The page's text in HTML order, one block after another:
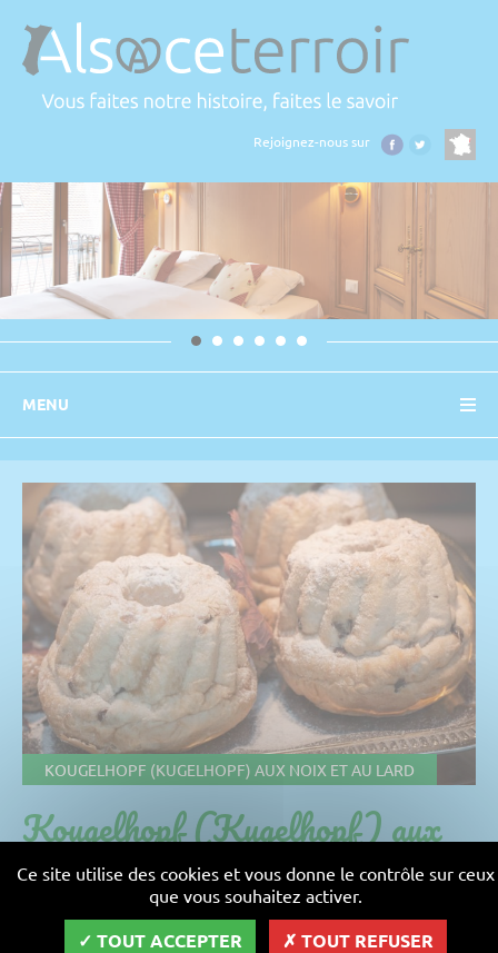
Rejoignez-nous sur
MENU
KOUGELHOPF (KUGELHOPF) AUX NOIX ET AU LARD
Kougelhopf (Kugelhopf) aux
noix et au lard
recette facile
Ce site utilise des cookies et vous donne le contrôle sur ceux
que vous souhaitez activer.
TOUT ACCEPTER TOUT REFUSER